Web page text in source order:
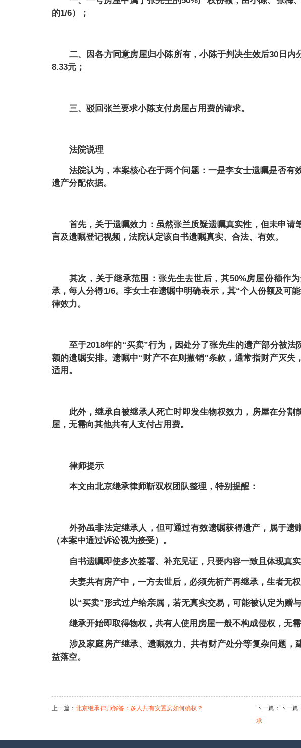
的1/6）；
二、因各方同意房屋归小陈所有，小陈于判决生效后30日内
8.33元；
三、驳回张兰要求小陈支付房屋占用费的请求。
法院说理
法院认为，本案核心在于两个问题：一是李女士遗嘱是否有
遗产分配依据。
首先，关于遗嘱效力：虽然张兰质疑遗嘱真实性，但未申请
言及遗嘱登记视频，法院认定该自书遗嘱真实、合法、有效。
其次，关于继承范围：张先生去世后，其50%房屋份额作
承，每人分得1/6。李女士在遗嘱中明确表示，其“个人份额及可
律效力。
至于2018年的“买卖”行为，因处分了张先生的遗产部分被
额的遗嘱安排。遗嘱中“财产不在则撤销”条款，通常指财产灭
适用。
此外，继承自被继承人死亡时即发生物权效力，房屋在分割
屋，无需向其他共有人支付占用费。
律师提示
本文由北京继承律师靳双权团队整理，特别提醒：
外孙虽非法定继承人，但可通过有效遗嘱获得遗产，属于遗
（本案中通过诉讼视为接受）。
自书遗嘱即使多次签署、补充见证，只要内容一致且体现真实
夫妻共有房产中，一方去世后，必须先析产再继承，生者无权
以“买卖”形式过户给亲属，若无真实交易，可能被认定为赠
继承开始即取得物权，共有人使用房屋一般不构成侵权，无需
涉及家庭房产继承、遗嘱效力、共有财产处分等复杂问题，
益落空。
上一篇： 北京继承律师解答：多人共有安置房如何确权？ 下一篇：下一篇
承